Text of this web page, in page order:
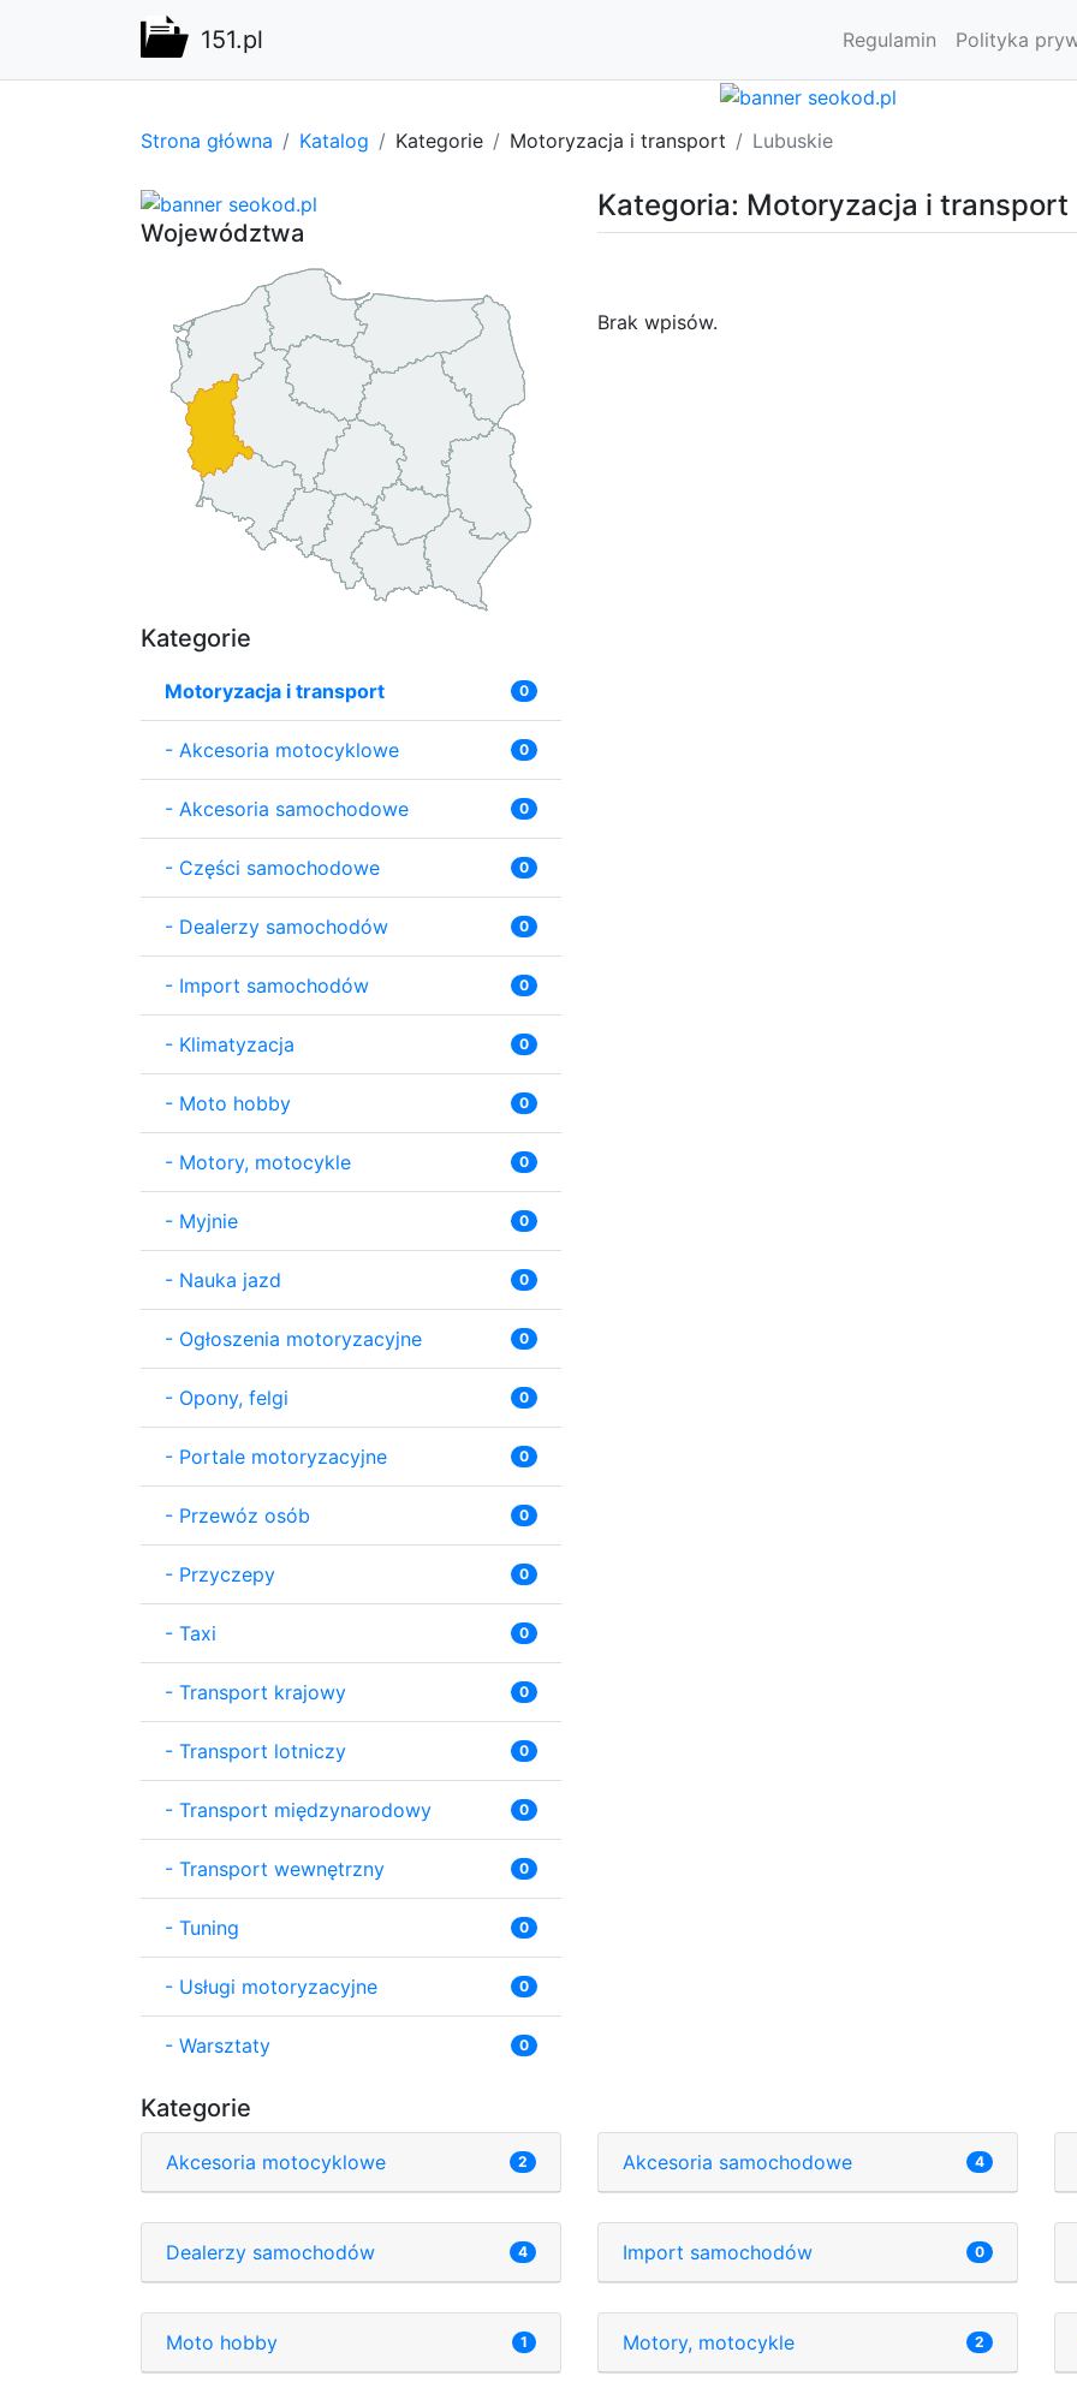
151.pl Regulamin Polityka
Strona główna Katalog Kategorie Motoryzacja i transport Lubuskie
Kategoria: Motoryzacja i transport
Brak wpisów.
Województwa
Kategorie
Motoryzacja i transport 0
- Akcesoria motocyklowe 0
- Akcesoria samochodowe 0
- Części samochodowe 0
- Dealerzy samochodów 0
- Import samochodów 0
- Klimatyzacja 0
- Moto hobby 0
- Motory, motocykle 0
- Myjnie 0
- Nauka jazd 0
- Ogłoszenia motoryzacyjne 0
- Opony, felgi 0
- Portale motoryzacyjne 0
- Przewóz osób 0
- Przyczepy 0
- Taxi 0
- Transport krajowy 0
- Transport lotniczy 0
- Transport międzynarodowy 0
- Transport wewnętrzny 0
- Tuning 0
- Usługi motoryzacyjne 0
- Warsztaty 0
Kategorie
Akcesoria motocyklowe 2 Akcesoria samochodowe 4
Dealerzy samochodów 4 Import samochodów 0
Moto hobby 1 Motory, motocykle 2